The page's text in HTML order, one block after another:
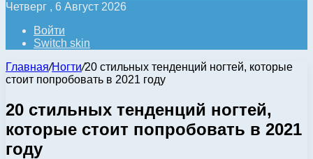
Четверг , 6 Август 2026
Войти
Switch skin
Главная/Ногти/20 стильных тенденций ногтей, которые
стоит попробовать в 2021 году
20 стильных тенденций ногтей,
которые стоит попробовать в 2021
году